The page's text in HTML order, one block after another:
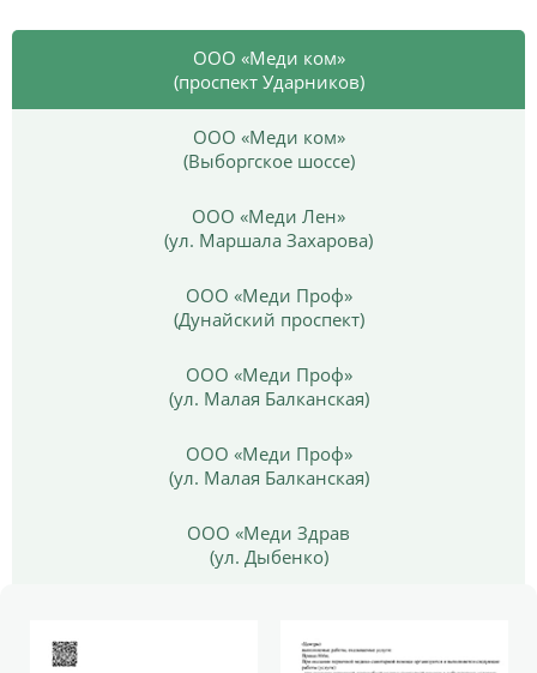
ООО «Меди ком»
(проспект Ударников)
ООО «Меди ком»
(Выборгское шоссе)
ООО «Меди Лен»
(ул. Маршала Захарова)
ООО «Меди Проф»
(Дунайский проспект)
ООО «Меди Проф»
(ул. Малая Балканская)
ООО «Меди Проф»
(ул. Малая Балканская)
ООО «Меди Здрав
(ул. Дыбенко)